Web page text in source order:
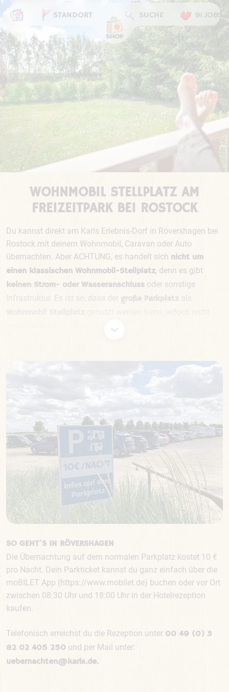
STANDORT SUCHE 91 JOBS
WOHNMOBIL STELLPLATZ AM
FREIZEITPARK BEI ROSTOCK
Du kannst direkt am Karls Erlebnis-Dorf in Rövershagen bei
Rostock mit deinem Wohnmobil, Caravan oder Auto
übernachten. Aber ACHTUNG, es handelt sich nicht um
einen klassischen Wohnmobil-Stellplatz, denn es gibt
keinen Strom- oder Wasseranschluss oder sonstige
Infrastruktur. Es ist so, dass der große Parkplatz als
SO GEHT`S IN RÖVERSHAGEN
Die Übernachtung auf dem normalen Parkplatz kostet 10 €
pro Nacht. Dein Parkticket kannst du ganz einfach über die
moBILET App (https://www.mobilet.de) buchen oder vor Ort
zwischen 08:30 Uhr und 18:00 Uhr in der Hotelrezeption
kaufen.
Telefonisch erreichst du die Rezeption unter 00 49 (0) 3
82 02 405 250 und per Mail unter:
uebernachten@karls.de.